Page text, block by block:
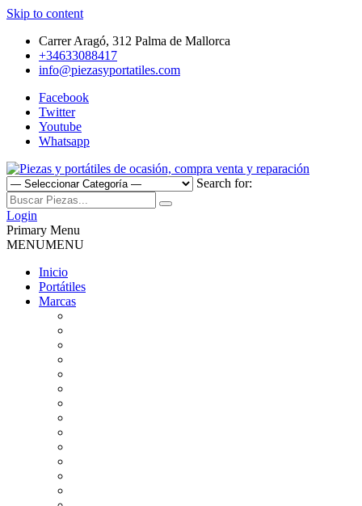
Skip to content
Carrer Aragó, 312 Palma de Mallorca
+34633088417
info@piezasyportatiles.com
Facebook
Twitter
Youtube
Whatsapp
Piezas y portátiles de ocasión,
compra venta y reparación
Todo lo que necesitas para reparar tu portatil, Pantallas, Teclas,
Teclados, Baterías, Carcasas, Placas, Gráficas, Procesadores,
Ventiladores
Search for:
Login
Primary Menu
MENUMENU
Inicio
Portátiles
Marcas